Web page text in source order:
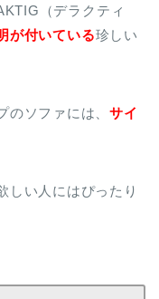
（デラクティ
が付いている珍しい
のソファには、サイ
しい人にはぴったり